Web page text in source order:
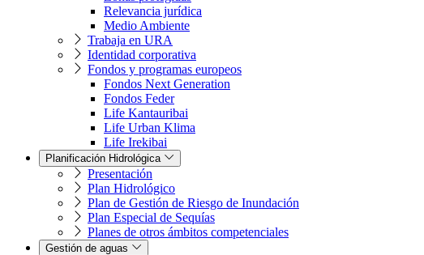
Relevancia jurídica
Medio Ambiente
Trabaja en URA
Identidad corporativa
Fondos y programas europeos
Fondos Next Generation
Fondos Feder
Life Kantauribai
Life Urban Klima
Life Irekibai
Planificación Hidrológica
Presentación
Plan Hidrológico
Plan de Gestión de Riesgo de Inundación
Plan Especial de Sequías
Planes de otros ámbitos competenciales
Gestión de aguas